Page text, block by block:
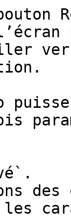
des
les